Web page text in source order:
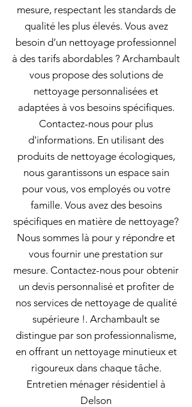
mesure, respectant les standards de
qualité les plus élevés. Vous avez
besoin d’un nettoyage professionnel
à des tarifs abordables ? Archambault
vous propose des solutions de
nettoyage personnalisées et
adaptées à vos besoins spécifiques.
Contactez-nous pour plus
d'informations. En utilisant des
produits de nettoyage écologiques,
nous garantissons un espace sain
pour vous, vos employés ou votre
famille. Vous avez des besoins
spécifiques en matière de nettoyage?
Nous sommes là pour y répondre et
vous fournir une prestation sur
mesure. Contactez-nous pour obtenir
un devis personnalisé et profiter de
nos services de nettoyage de qualité
supérieure !. Archambault se
distingue par son professionnalisme,
en offrant un nettoyage minutieux et
rigoureux dans chaque tâche.
Entretien ménager résidentiel à
Delson